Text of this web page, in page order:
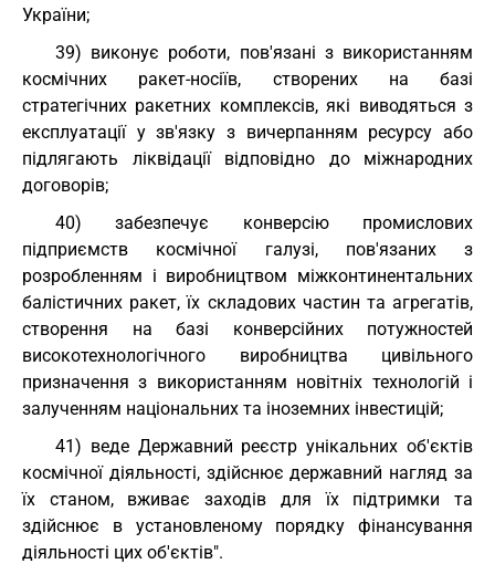
України;
39) виконує роботи, пов'язані з використанням
космічних ракет-носіїв, створених на базі
стратегічних ракетних комплексів, які виводяться з
експлуатації у зв'язку з вичерпанням ресурсу або
підлягають ліквідації відповідно до міжнародних
договорів;
40) забезпечує конверсію промислових
підприємств космічної галузі, пов'язаних з
розробленням і виробництвом міжконтинентальних
балістичних ракет, їх складових частин та агрегатів,
створення на базі конверсійних потужностей
високотехнологічного виробництва цивільного
призначення з використанням новітніх технологій і
залученням національних та іноземних інвестицій;
41) веде Державний реєстр унікальних об'єктів
космічної діяльності, здійснює державний нагляд за
їх станом, вживає заходів для їх підтримки та
здійснює в установленому порядку фінансування
діяльності цих об'єктів".